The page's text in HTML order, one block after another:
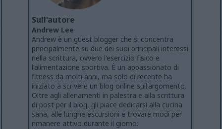
Sull'autore
Andrew Lee
Andrew è un guest blogger che si concentra
principalmente su due dei suoi principali interessi
nella scrittura, ovvero l'esercizio fisico e
l'alimentazione sportiva. È un appassionato di
fitness da molti anni, ma solo di recente ha
iniziato a scrivere un blog online sull'argomento.
Oltre agli allenamenti in palestra e alla scrittura
di post per il blog, gli piace dedicarsi alla cucina
sana, alle lunghe escursioni e trovare modi per
rimanere attivo durante il giorno.